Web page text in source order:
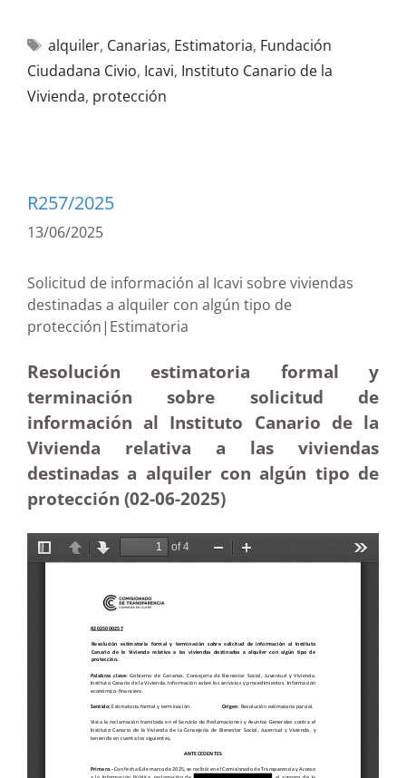
alquiler, Canarias, Estimatoria, Fundación
Ciudadana Civio, Icavi, Instituto Canario de la
Vivienda, protección
R257/2025
13/06/2025
Solicitud de información al Icavi sobre viviendas
destinadas a alquiler con algún tipo de
protección|Estimatoria
Resolución estimatoria formal y
terminación sobre solicitud de
información al Instituto Canario de la
Vivienda relativa a las viviendas
destinadas a alquiler con algún tipo de
protección (02-06-2025)